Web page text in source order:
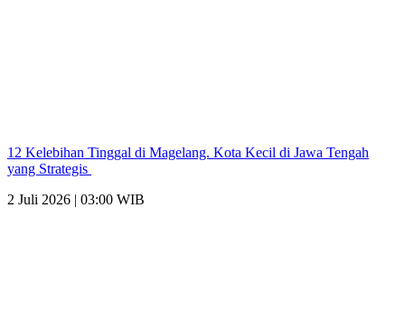
12 Kelebihan Tinggal di Magelang. Kota Kecil di Jawa Tengah
yang Strategis
2 Juli 2026 | 03:00 WIB